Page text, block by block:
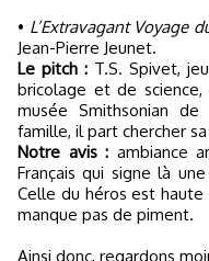
• L’Extravagant Voyage
Jean-Pierre Jeunet.
Le pitch : T.S. Spivet,
bricolage et de
musée Smithsonian
famille, il part chercher
Notre avis : ambiance
Français qui signe là
Celle du héros est haute
manque pas de piment.
Ainsi donc, regardons